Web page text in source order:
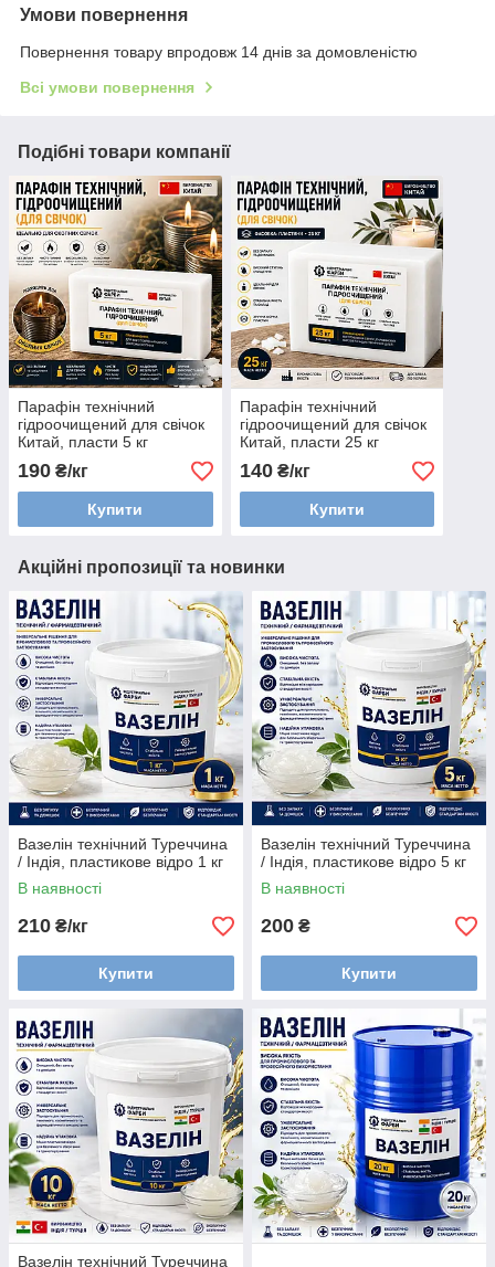
Умови повернення
Повернення товару впродовж 14 днів за домовленістю
Всі умови повернення
Подібні товари компанії
Парафін технічний
гідроочищений для свічок
Китай, пласти 5 кг
190 ₴/кг
Купити
Парафін технічний
гідроочищений для свічок
Китай, пласти 25 кг
140₴/кг
Купити
Акційні пропозиції та новинки
Вазелін технічний Туреччина
/ Індія, пластикове відро 1 кг
В наявності
210 ₴/кг
Купити
Вазелін технічний Туреччина
/ Індія, пластикове відро 5 кг
В наявності
200 ₴
Купити
Вазелін технічний Туреччина